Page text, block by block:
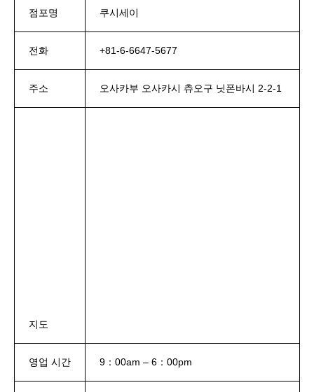
점포명 쿠시세이
전화 +81-6-6647-5677
주소 오사카부 오사카시 츄오구 닛폰바시 2-2-1
지도
영업 시간 9：00am – 6：00pm